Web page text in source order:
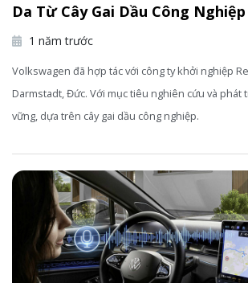
Da Từ Cây Gai Dầu Công Nghiệp
1 năm trước
Volkswagen đã hợp tác với công ty khởi nghiệp
Darmstadt, Đức. Với mục tiêu nghiên cứu và phát
vững, dựa trên cây gai dầu công nghiệp.